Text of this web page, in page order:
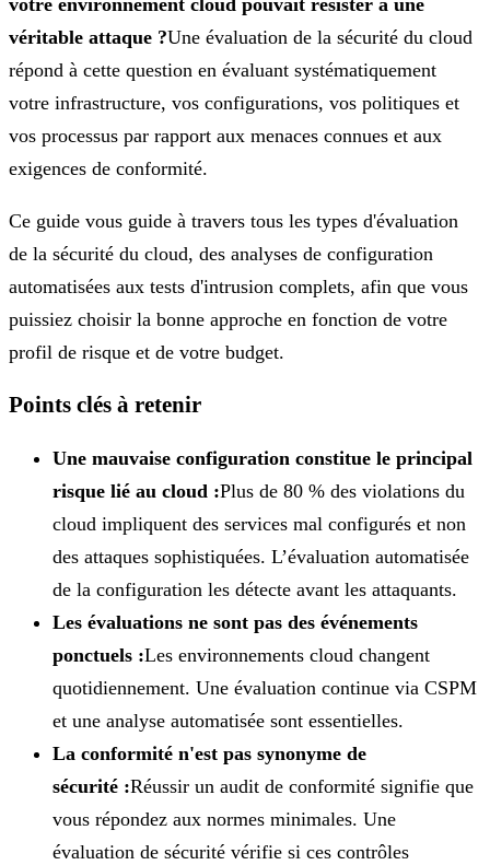
votre environnement cloud pouvait résister à une
véritable attaque ?Une évaluation de la sécurité du cloud
répond à cette question en évaluant systématiquement
votre infrastructure, vos configurations, vos politiques et
vos processus par rapport aux menaces connues et aux
exigences de conformité.
Ce guide vous guide à travers tous les types d'évaluation
de la sécurité du cloud, des analyses de configuration
automatisées aux tests d'intrusion complets, afin que vous
puissiez choisir la bonne approche en fonction de votre
profil de risque et de votre budget.
Points clés à retenir
Une mauvaise configuration constitue le principal
risque lié au cloud :Plus de 80 % des violations du
cloud impliquent des services mal configurés et non
des attaques sophistiquées. L’évaluation automatisée
de la configuration les détecte avant les attaquants.
Les évaluations ne sont pas des événements
ponctuels :Les environnements cloud changent
quotidiennement. Une évaluation continue via CSPM
et une analyse automatisée sont essentielles.
La conformité n'est pas synonyme de
sécurité :Réussir un audit de conformité signifie que
vous répondez aux normes minimales. Une
évaluation de sécurité vérifie si ces contrôles